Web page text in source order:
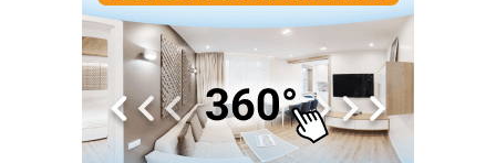
збив жінку й утік: його розшукали та затримали
Частина школярів не матимуть фізичних підручників на 1
вересня через російські обстріли — МОН
На Рогатинщині рештки тварин спалювали просто в полі:
поліція розслідує отруєння земель
Пірс, ігровий майданчик і зона для пікніків: оголосили
тендер на 7 мільйонів на благоустрій Німецького озера